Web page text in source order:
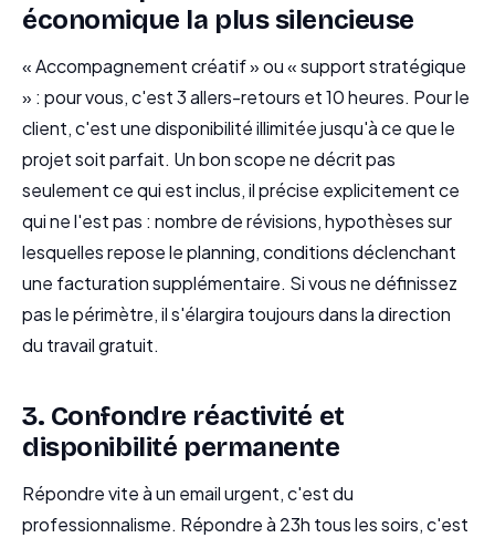
économique la plus silencieuse
« Accompagnement créatif » ou « support stratégique
» : pour vous, c'est 3 allers-retours et 10 heures. Pour le
client, c'est une disponibilité illimitée jusqu'à ce que le
projet soit parfait. Un bon scope ne décrit pas
seulement ce qui est inclus, il précise explicitement ce
qui ne l'est pas : nombre de révisions, hypothèses sur
lesquelles repose le planning, conditions déclenchant
une facturation supplémentaire. Si vous ne définissez
pas le périmètre, il s'élargira toujours dans la direction
du travail gratuit.
3. Confondre réactivité et
disponibilité permanente
Répondre vite à un email urgent, c'est du
professionnalisme. Répondre à 23h tous les soirs, c'est